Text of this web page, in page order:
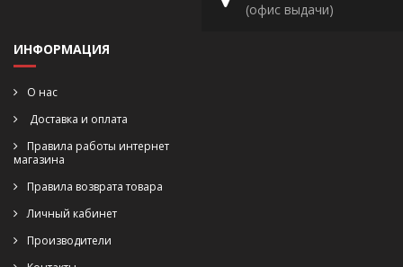
(офис выдачи)
ИНФОРМАЦИЯ
О нас
Доставка и оплата
Правила работы интернет
магазина
Правила возврата товара
Личный кабинет
Производители